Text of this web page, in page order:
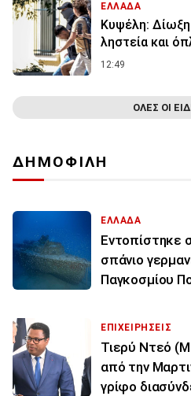
ΕΛΛΑΔΑ
Κυψέλη:
ληστεία και
12:49
ΟΛΕΣ ΟΙ
ΔΗΜΟΦΙΛΗ
ΕΛΛΑΔΑ
Εντοπίστηκε
σπάνιο
Παγκοσμίου
ΕΠΙΧΕΙΡΗΣΕΙΣ
Τιερύ Ντεό
από την
γρίφο